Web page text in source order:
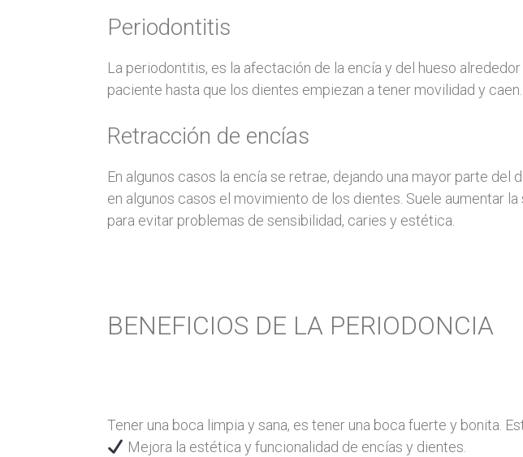
Periodontitis
La periodontitis, es la afectación de la encía y del hueso
paciente hasta que los dientes empiezan a tener movilidad y caen.
Retracción de encías
En algunos casos la encía se retrae, dejando una mayor parte
en algunos casos el movimiento de los dientes. Suele aumentar
para evitar problemas de sensibilidad, caries y estética.
BENEFICIOS DE LA PERIODONCIA
Tener una boca limpia y sana, es tener una boca fuerte y bonita.
Mejora la estética y funcionalidad de encías y dientes.